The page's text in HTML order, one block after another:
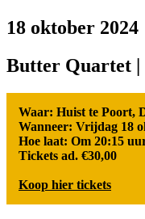
18 oktober 2024
Butter Quartet |
Waar: Huist te Poort,
Wanneer: Vrijdag 18
Hoe laat: Om 20:15
Tickets ad. €30,00
Koop hier tickets